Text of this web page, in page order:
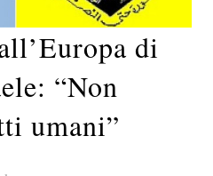
di
“Non
umani”